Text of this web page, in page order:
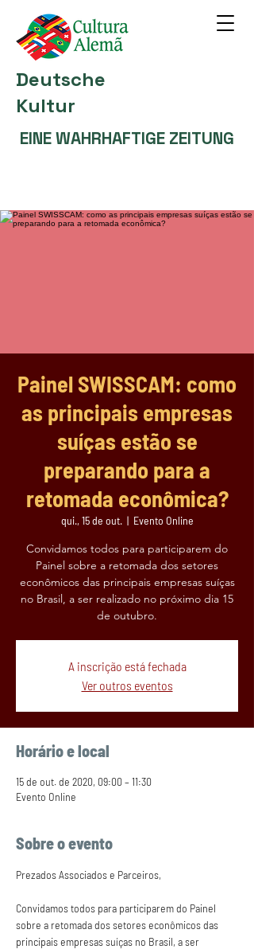
Deutsche
Kultur
EINE WAHRHAFTIGE ZEITUNG
Painel SWISSCAM: como
as principais empresas
suíças estão se
preparando para a
retomada econômica?
qui., 15 de out.
  |
Evento Online
Convidamos todos para participarem do
Painel sobre a retomada dos setores
econômicos das principais empresas suíças
no Brasil, a ser realizado no próximo dia 15
de outubro.
A inscrição está fechada
Ver outros eventos
Horário e local
15 de out. de 2020, 09:00 – 11:30
Evento Online
Sobre o evento
Prezados Associados e Parceiros,
Convidamos todos para participarem do Painel
sobre a retomada dos setores econômicos das
principais empresas suíças no Brasil, a ser